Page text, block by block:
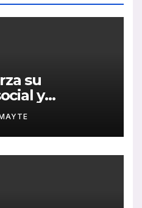
su
y
con la
Memoria